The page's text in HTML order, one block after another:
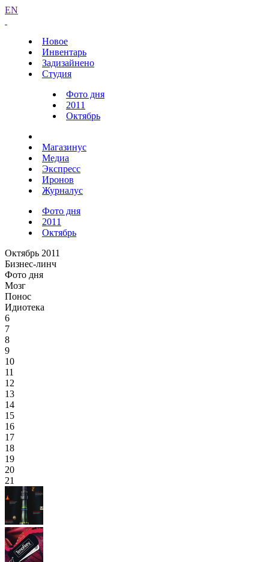
EN
Новое
Инвентарь
Задизайнено
Студия
Фото дня
2011
Октябрь
Магазинус
Медиа
Экспресс
Иронов
Журналус
Фото дня
2011
Октябрь
Октябрь 2011
Бизнес-линч
Фото дня
Мозг
Понос
Идиотека
6
7
8
9
10
11
12
13
14
15
16
17
18
19
20
21